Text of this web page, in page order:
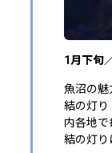
1月下旬
魚沼の魅
結の灯り
内各地
結の灯り